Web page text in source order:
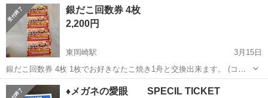
※岡崎市での手渡しお譲りとなります。 場所、手渡しが難しい場合
ご...
愛知 岡崎市 東岡崎駅 その他
銀だこ回数券 4枚
2,200円
東岡崎駅
3月15日
銀だこ回数券 4枚 1枚でお好きなたこ焼き1舟と交換出来ます。 (コラ
ボ商品対象外、詳しくはHP参照ください) 使用期限26年４月から26年
９月末 最高825円(店内飲食)が550円で飲食可能になります！ 複数枚あ
愛知 岡崎市 東岡崎駅 チケット
♦︎メガネの愛眼 SPECIL TICKET